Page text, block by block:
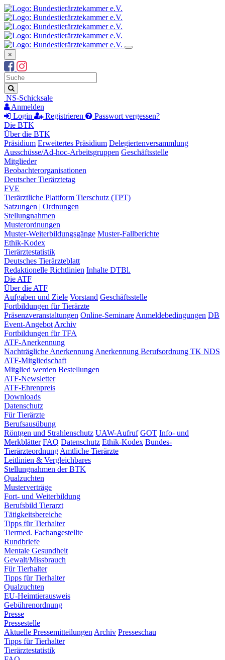
×
Suchbegriff
Suche
NS-Schicksale
Anmelden
Login
Registrieren
Passwort vergessen?
Die BTK
Über die BTK
Präsidium Erweitertes Präsidium Delegiertenversammlung
Ausschüsse/Ad-hoc-Arbeitsgruppen Geschäftsstelle
Mitglieder
Beobachterorganisationen
Deutscher Tierärztetag
FVE
Tierärztliche Plattform Tierschutz (TPT)
Satzungen | Ordnungen
Stellungnahmen
Musterordnungen
Muster-Weiterbildungsgänge Muster-Fallberichte
Ethik-Kodex
Tierärztestatistik
Deutsches Tierärzteblatt
Redaktionelle Richtlinien Inhalte DTBl.
Die ATF
Über die ATF
Aufgaben und Ziele Vorstand Geschäftsstelle
Fortbildungen für Tierärzte
Präsenzveranstaltungen Online-Seminare Anmeldebedingungen DB
Event-Angebot Archiv
Fortbildungen für TFA
ATF-Anerkennung
Nachträgliche Anerkennung Anerkennung Berufsordnung TK NDS
ATF-Mitgliedschaft
Mitglied werden Bestellungen
ATF-Newsletter
ATF-Ehrenpreis
Downloads
Datenschutz
Für Tierärzte
Berufsausübung
Röntgen und Strahlenschutz UAW-Aufruf GOT Info- und
Merkblätter FAQ Datenschutz Ethik-Kodex Bundes-
Tierärzteordnung Amtliche Tierärzte
Leitlinien & Vergleichbares
Stellungnahmen der BTK
Qualzuchten
Musterverträge
Fort- und Weiterbildung
Berufsbild Tierarzt
Tätigkeitsbereiche
Tipps für Tierhalter
Tiermed. Fachangestellte
Rundbriefe
Mentale Gesundheit
Gewalt/Missbrauch
Für Tierhalter
Tipps für Tierhalter
Qualzuchten
EU-Heimtierausweis
Gebührenordnung
Presse
Pressestelle
Aktuelle Pressemitteilungen Archiv Presseschau
Tipps für Tierhalter
Tierärztestatistik